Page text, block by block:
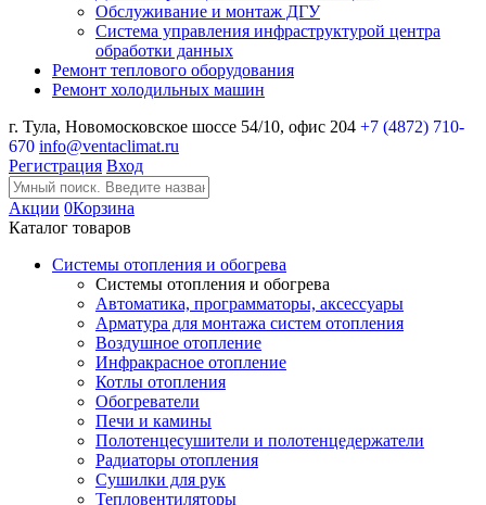
Обслуживание и монтаж ДГУ
Система управления инфраструктурой центра
обработки данных
Ремонт теплового оборудования
Ремонт холодильных машин
г. Тула, Новомосковское шоссе 54/10, офис 204 +7 (4872) 710-
670 info@ventaclimat.ru
Регистрация Вход
Акции 0Корзина
Каталог товаров
Системы отопления и обогрева
Системы отопления и обогрева
Автоматика, программаторы, аксессуары
Арматура для монтажа систем отопления
Воздушное отопление
Инфракрасное отопление
Котлы отопления
Обогреватели
Печи и камины
Полотенцесушители и полотенцедержатели
Радиаторы отопления
Сушилки для рук
Тепловентиляторы